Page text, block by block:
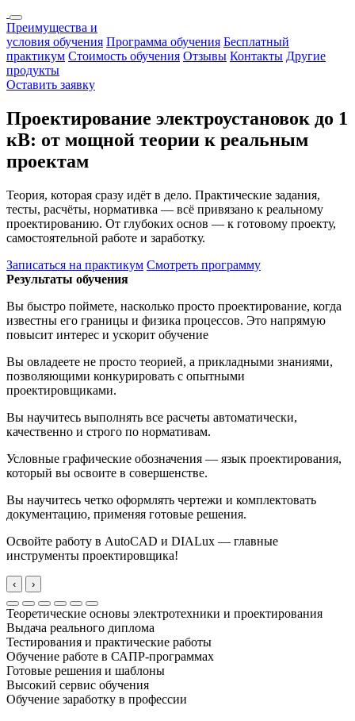
Преимущества и
условия обучения Программа обучения Бесплатный
практикум Стоимость обучения Отзывы Контакты Другие
продукты
Оставить заявку
Проектирование электроустановок до 1
кВ: от мощной теории к реальным
проектам
Теория, которая сразу идёт в дело. Практические задания,
тесты, расчёты, нормативка — всё привязано к реальному
проектированию. От глубоких основ — к готовому проекту,
самостоятельной работе и заработку.
Записаться на практикум Смотреть программу
Результаты обучения
Вы быстро поймете, насколько просто проектирование, когда
известны его границы и физика процессов. Это напрямую
повысит интерес и ускорит обучение
Вы овладеете не просто теорией, а прикладными знаниями,
позволяющими конкурировать с опытными
проектировщиками.
Вы научитесь выполнять все расчеты автоматически,
качественно и строго по нормативам.
Условные графические обозначения — язык проектирования,
который вы освоите в совершенстве.
Вы научитесь четко оформлять чертежи и комплектовать
документацию, применяя готовые решения.
Освойте работу в AutoCAD и DIALux — главные
инструменты проектировщика!
‹ ›
Теоретические основы электротехники и проектирования
Выдача реального диплома
Тестирования и практические работы
Обучение работе в САПР-программах
Готовые решения и шаблоны
Высокий сервис обучения
Обучение заработку в профессии